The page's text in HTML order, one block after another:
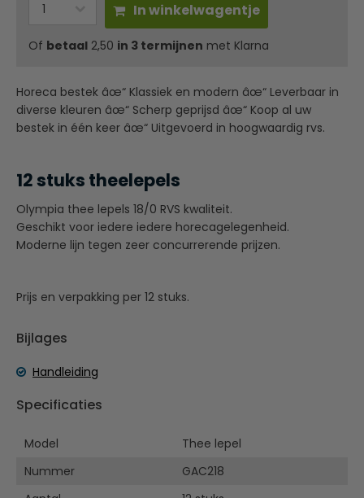
In winkelwagentje
Of betaal 2,50 in 3 termijnen met Klarna
Horeca bestek âœ“ Klassiek en modern âœ“ Leverbaar in
diverse kleuren âœ“ Scherp geprijsd âœ“ Koop al uw
bestek in één keer âœ“ Uitgevoerd in hoogwaardig rvs.
12 stuks theelepels
Olympia thee lepels 18/0 RVS kwaliteit.
Geschikt voor iedere iedere horecagelegenheid.
Moderne lijn tegen zeer concurrerende prijzen.
Prijs en verpakking per 12 stuks.
Bijlages
Handleiding
Specificaties
Model
Thee lepel
Nummer
GAC218